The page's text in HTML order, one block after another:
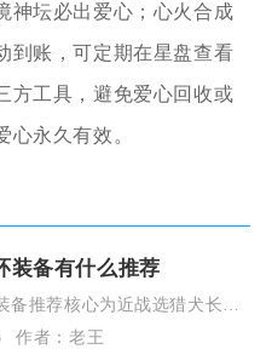
神坛必出爱心；心火合成
到账，可定期在星盘查看
方工具，避免爱心回收或
心永久有效。
装备有什么推荐
备推荐核心为近战选猎犬长
、大山羊套装，法师选陨石
作者：老王